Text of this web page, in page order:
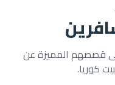
قصصهم المميزة عن
كوريا.